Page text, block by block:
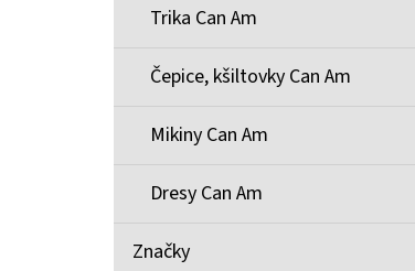
Trika Can Am
Čepice, kšiltovky Can Am
Mikiny Can Am
Dresy Can Am
Značky